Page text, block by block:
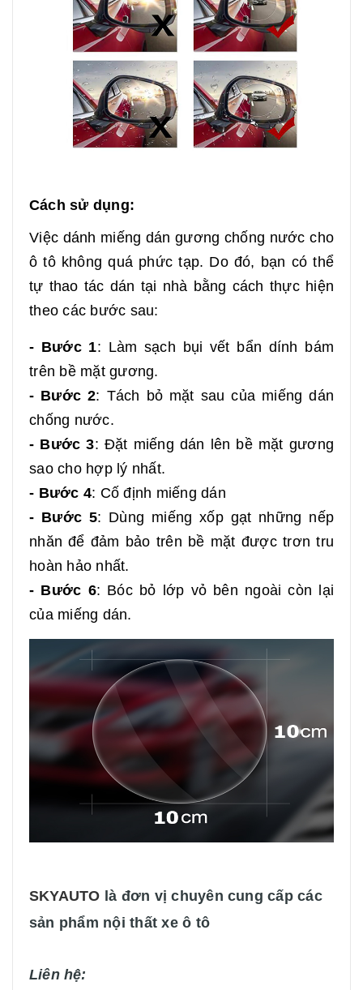
Cách sử dụng:
Việc dánh miếng dán gương chống nước cho
ô tô không quá phức tạp. Do đó, bạn có thể
tự thao tác dán tại nhà bằng cách thực hiện
theo các bước sau:
- Bước 1: Làm sạch bụi vết bẩn dính bám
trên bề mặt gương.
- Bước 2: Tách bỏ mặt sau của miếng dán
chống nước.
- Bước 3: Đặt miếng dán lên bề mặt gương
sao cho hợp lý nhất.
- Bước 4: Cố định miếng dán
- Bước 5: Dùng miếng xốp gạt những nếp
nhăn để đảm bảo trên bề mặt được trơn tru
hoàn hảo nhất.
- Bước 6: Bóc bỏ lớp vỏ bên ngoài còn lại
của miếng dán.
SKYAUTO là đơn vị chuyên cung cấp các
sản phẩm nội thất xe ô tô
Liên hệ: